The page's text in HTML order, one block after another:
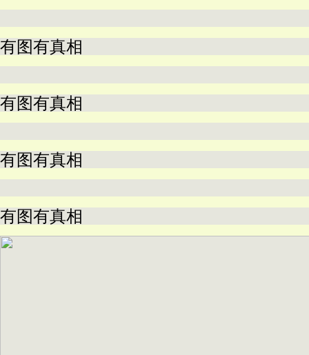
有图有真相
有图有真相
有图有真相
有图有真相